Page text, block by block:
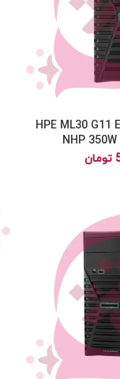
HPE ML30 G11
NHP
تومان